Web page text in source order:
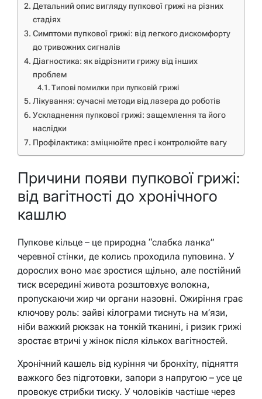
Детальний опис вигляду пупкової грижі на різних
стадіях
Симптоми пупкової грижі: від легкого дискомфорту
до тривожних сигналів
Діагностика: як відрізнити грижу від інших
проблем
Типові помилки при пупковій грижі
Лікування: сучасні методи від лазера до роботів
Ускладнення пупкової грижі: защемлення та його
наслідки
Профілактика: зміцнюйте прес і контролюйте вагу
Причини появи пупкової грижі:
від вагітності до хронічного
кашлю
Пупкове кільце – це природна “слабка ланка”
черевної стінки, де колись проходила пуповина. У
дорослих воно має зростися щільно, але постійний
тиск всередині живота розштовхує волокна,
пропускаючи жир чи органи назовні. Ожиріння грає
ключову роль: зайві кілограми тиснуть на м’язи,
ніби важкий рюкзак на тонкій тканині, і ризик грижі
зростає втричі у жінок після кількох вагітностей.
Хронічний кашель від куріння чи бронхіту, підняття
важкого без підготовки, запори з напругою – усе це
провокує стрибки тиску. У чоловіків частіше через